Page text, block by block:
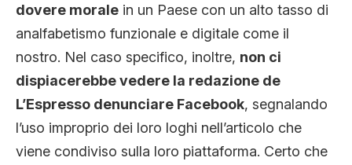
dovere morale in un Paese con un alto tasso di
analfabetismo funzionale e digitale come il
nostro. Nel caso specifico, inoltre, non ci
dispiacerebbe vedere la redazione de
L’Espresso denunciare Facebook, segnalando
l’uso improprio dei loro loghi nell’articolo che
viene condiviso sulla loro piattaforma. Certo che